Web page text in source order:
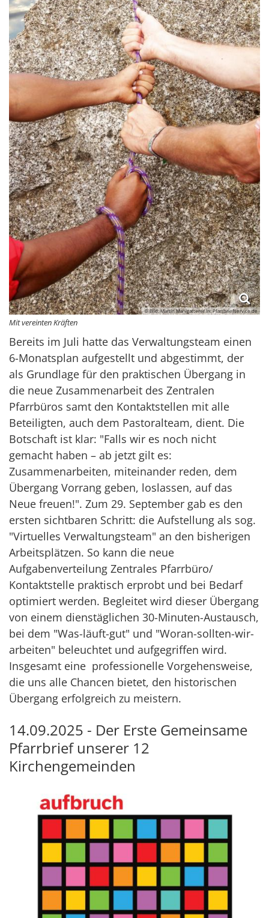
© Bild: Martin Manigatterer In: Pfarrbriefservice.de
Mit vereinten Kräften
Bereits im Juli hatte das Verwaltungsteam einen
6-Monatsplan aufgestellt und abgestimmt, der
als Grundlage für den praktischen Übergang in
die neue Zusammenarbeit des Zentralen
Pfarrbüros samt den Kontaktstellen mit alle
Beteiligten, auch dem Pastoralteam, dient. Die
Botschaft ist klar: "Falls wir es noch nicht
gemacht haben – ab jetzt gilt es:
Zusammenarbeiten, miteinander reden, dem
Übergang Vorrang geben, loslassen, auf das
Neue freuen!". Zum 29. September gab es den
ersten sichtbaren Schritt: die Aufstellung als sog.
"Virtuelles Verwaltungsteam" an den bisherigen
Arbeitsplätzen. So kann die neue
Aufgabenverteilung Zentrales Pfarrbüro/
Kontaktstelle praktisch erprobt und bei Bedarf
optimiert werden. Begleitet wird dieser Übergang
von einem dienstäglichen 30-Minuten-Austausch,
bei dem "Was-läuft-gut" und "Woran-sollten-wir-
arbeiten" beleuchtet und aufgegriffen wird.
Insgesamt eine professionelle Vorgehensweise,
die uns alle Chancen bietet, den historischen
Übergang erfolgreich zu meistern.
14.09.2025 - Der Erste Gemeinsame
Pfarrbrief unserer 12
Kirchengemeinden